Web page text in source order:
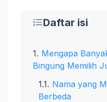
Daftar isi
Mengapa
Bingung Memilih
Nama yang
Berbeda